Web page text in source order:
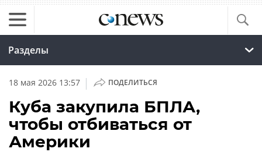
Разделы
18 мая 2026 13:57 | ПОДЕЛИТЬСЯ
Куба закупила БПЛА,
чтобы отбиваться от
Америки